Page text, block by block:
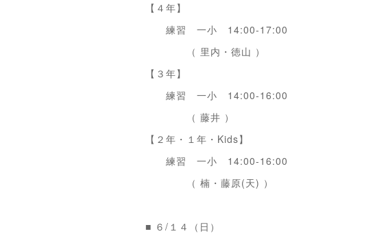
【４年】
練習 一小 14:00-17:00
（ 里内・徳山 ）
【３年】
練習 一小 14:00-16:00
（ 藤井 ）
【２年・１年・Kids】
練習 一小 14:00-16:00
（ 楠・藤原(天) ）
■ ６/１４（日）